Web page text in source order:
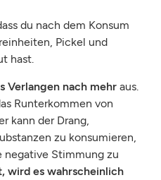
du nach dem Konsum
Pickel und
hast.
Verlangen nach mehr aus.
Runterkommen von
kann der Drang,
zu konsumieren,
negative Stimmung zu
wird es wahrscheinlich